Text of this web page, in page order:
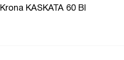
Krona KASKATA 60 BI